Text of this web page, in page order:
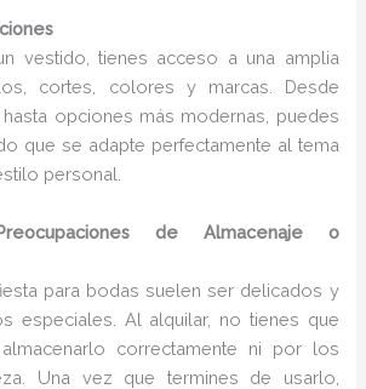
vestido, tienes acceso a una amplia
cortes, colores y marcas. Desde
opciones más modernas, puedes
que se adapte perfectamente al tema
personal.
de Almacenaje o
para bodas suelen ser delicados y
especiales. Al alquilar, no tienes que
correctamente ni por los
Una vez que termines de usarlo,